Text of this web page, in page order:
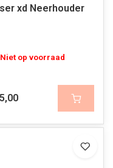
xd Neerhouder
Niet op voorraad